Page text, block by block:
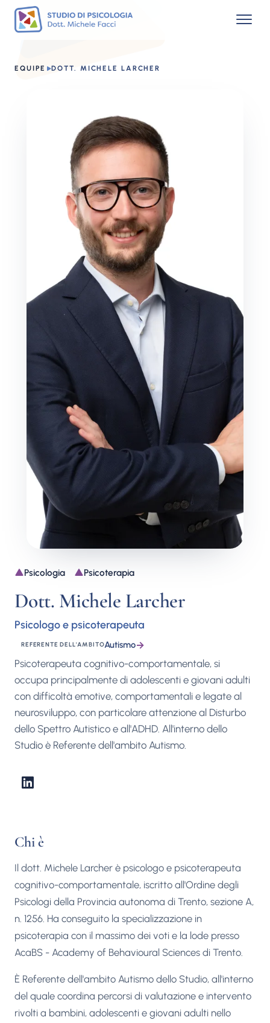
EQUIPE DOTT. MICHELE LARCHER
Psicologia Psicoterapia
Dott. Michele Larcher
Psicologo e psicoterapeuta
REFERENTE DELL'AMBITOAutismo→
Psicoterapeuta cognitivo-comportamentale, si
occupa principalmente di adolescenti e giovani adulti
con difficoltà emotive, comportamentali e legate al
neurosviluppo, con particolare attenzione al Disturbo
dello Spettro Autistico e all'ADHD. All'interno dello
Studio è Referente dell'ambito Autismo.
Chi è
Il dott. Michele Larcher è psicologo e psicoterapeuta
cognitivo-comportamentale, iscritto all'Ordine degli
Psicologi della Provincia autonoma di Trento, sezione A,
n. 1256. Ha conseguito la specializzazione in
psicoterapia con il massimo dei voti e la lode presso
AcaBS - Academy of Behavioural Sciences di Trento.
È Referente dell'ambito Autismo dello Studio, all'interno
del quale coordina percorsi di valutazione e intervento
rivolti a bambini, adolescenti e giovani adulti nello